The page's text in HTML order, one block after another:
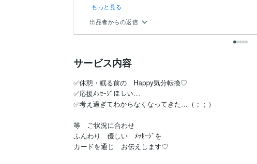
もっと見る
出品者からの返信
サービス内容
✅休憩・眠る前の　Happy気分転換♡
✅応援ﾒｯｾｰｼﾞほしい…
✅考え過ぎてわからなくなってきた…（；；）
等　ご状況に合わせ
ふんわり　優しい　ﾒｯｾｰｼﾞを
カードを通じ　お伝えします♡